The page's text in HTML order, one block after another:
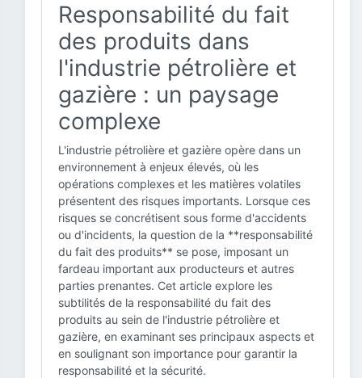
Responsabilité du fait
des produits dans
l'industrie pétrolière et
gazière : un paysage
complexe
L'industrie pétrolière et gazière opère dans un
environnement à enjeux élevés, où les
opérations complexes et les matières volatiles
présentent des risques importants. Lorsque ces
risques se concrétisent sous forme d'accidents
ou d'incidents, la question de la **responsabilité
du fait des produits** se pose, imposant un
fardeau important aux producteurs et autres
parties prenantes. Cet article explore les
subtilités de la responsabilité du fait des
produits au sein de l'industrie pétrolière et
gazière, en examinant ses principaux aspects et
en soulignant son importance pour garantir la
responsabilité et la sécurité.